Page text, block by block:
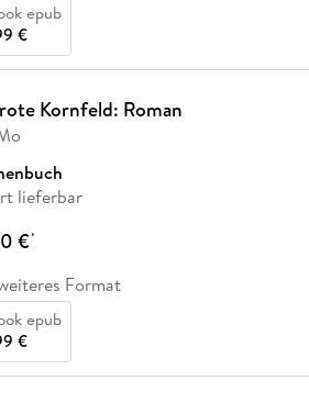
epub
€
Kornfeld: Roman
lieferbar
€*
Format
epub
€